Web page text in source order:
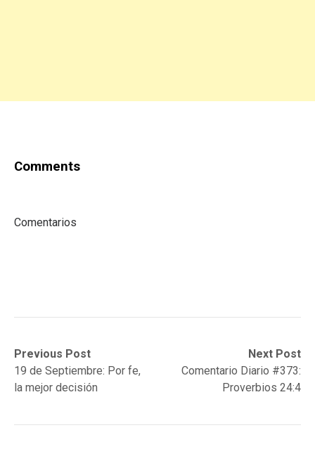
Comments
Comentarios
Post
navigation
Previous Post
Previous
post:19 de Septiembre: Por fe,
la mejor decisión
Next Post
Next
post:
Comentario Diario #373:
Proverbios 24:4